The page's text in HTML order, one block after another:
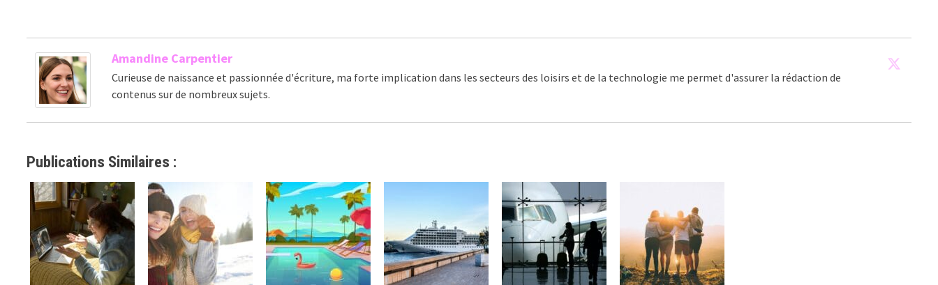
Amandine Carpentier
Curieuse de naissance et passionnée d'écriture, ma forte implication dans les secteurs des loisirs et de la technologie me permet d'assurer la rédaction de
contenus sur de nombreux sujets.
Publications Similaires :